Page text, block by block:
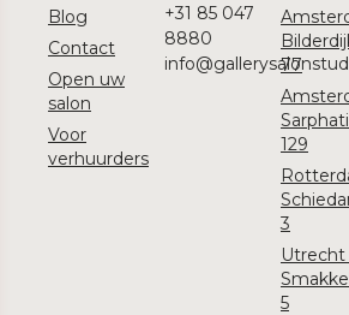
Blog
Contact
Open uw
salon
Voor
verhuurders
+31 85 047
8880
77
129
3
Utrecht
5